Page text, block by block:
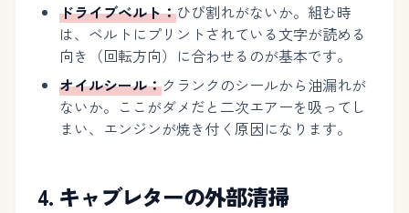
ドライブベルト：ひび割れがないか。組む時
は、ベルトにプリントされている文字が読める
向き（回転方向）に合わせるのが基本です。
オイルシール：クランクのシールから油漏れが
ないか。ここがダメだと二次エアーを吸ってし
まい、エンジンが焼き付く原因になります。
4. キャブレターの外部清掃